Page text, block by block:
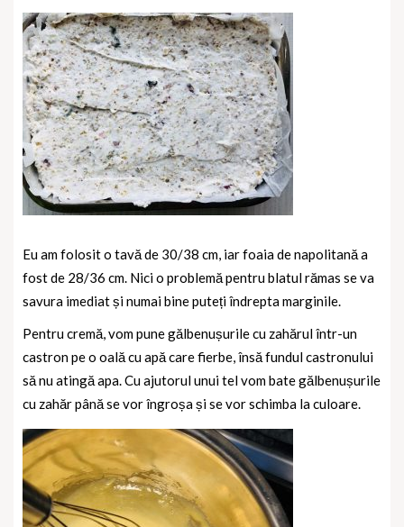
Eu am folosit o tavă de 30/38 cm, iar foaia de napolitană a
fost de 28/36 cm. Nici o problemă pentru blatul rămas se va
savura imediat și numai bine puteți îndrepta marginile.
Pentru cremă, vom pune gălbenușurile cu zahărul într-un
castron pe o oală cu apă care fierbe, însă fundul castronului
să nu atingă apa. Cu ajutorul unui tel vom bate gălbenușurile
cu zahăr până se vor îngroșa și se vor schimba la culoare.